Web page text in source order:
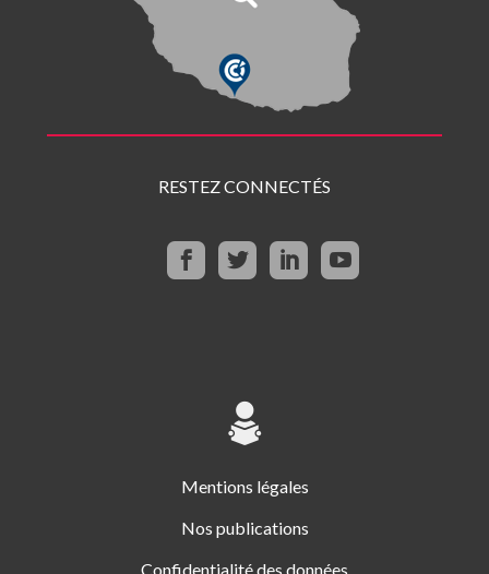
RESTEZ CONNECTÉS
Mentions légales
Nos publications
Confidentialité des données